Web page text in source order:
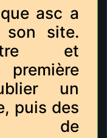
asc a
son site.
et
un
puis des
de